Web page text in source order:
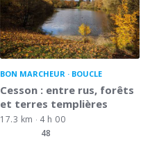
BON MARCHEUR BOUCLE
Cesson : entre rus, forêts
et terres templières
17.3 km
4 h 00
48